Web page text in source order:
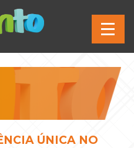
ÚNICA NO